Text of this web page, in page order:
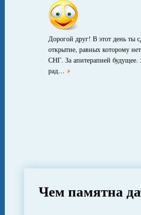
Дорогой друг! В этот день ты
открытие, равных которому
СНГ. За апитерапией будущее.
рад…
Чем памятна